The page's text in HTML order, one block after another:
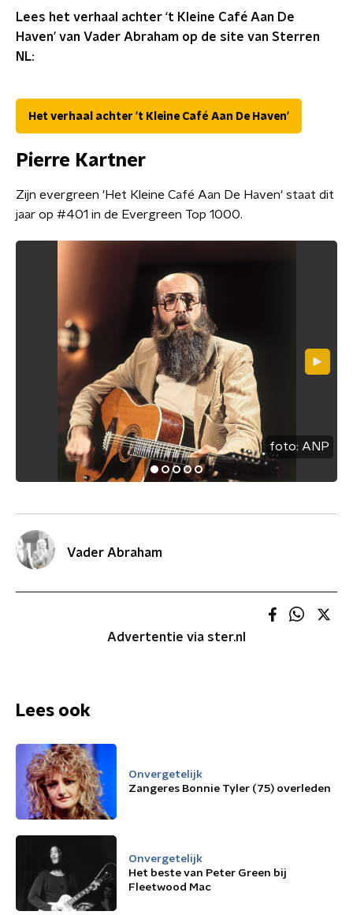
Lees het verhaal achter ‘t Kleine Café Aan De
Haven’ van Vader Abraham op de site van Sterren
NL:
Het verhaal achter 't Kleine Café Aan De Haven'
Pierre Kartner
Zijn evergreen 'Het Kleine Café Aan De Haven' staat dit
jaar op #401 in de Evergreen Top 1000.
foto: ANP
Vader Abraham
Advertentie via ster.nl
Lees ook
Onvergetelijk
Zangeres Bonnie Tyler (75) overleden
Onvergetelijk
Het beste van Peter Green bij
Fleetwood Mac